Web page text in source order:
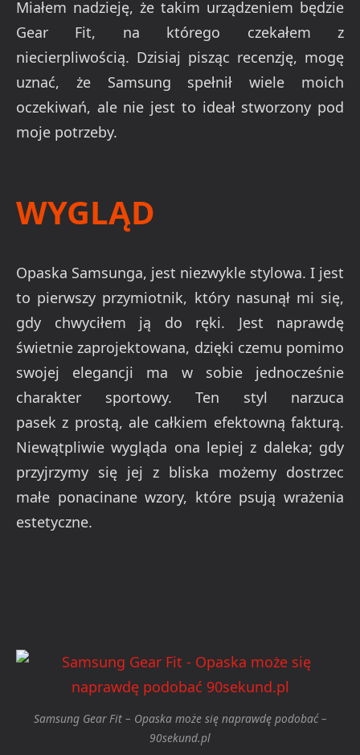
Miałem nadzieję, że takim urządzeniem będzie
Gear Fit, na którego czekałem z
niecierpliwością. Dzisiaj pisząc recenzję, mogę
uznać, że Samsung spełnił wiele moich
oczekiwań, ale nie jest to ideał stworzony pod
moje potrzeby.
WYGLĄD
Opaska Samsunga, jest niezwykle stylowa. I jest
to pierwszy przymiotnik, który nasunął mi się,
gdy chwyciłem ją do ręki. Jest naprawdę
świetnie zaprojektowana, dzięki czemu pomimo
swojej elegancji ma w sobie jednocześnie
charakter sportowy. Ten styl narzuca
pasek z prostą, ale całkiem efektowną fakturą.
Niewątpliwie wygląda ona lepiej z daleka; gdy
przyjrzymy się jej z bliska możemy dostrzec
małe ponacinane wzory, które psują wrażenia
estetyczne.
Samsung Gear Fit – Opaska może się naprawdę podobać –
90sekund.pl